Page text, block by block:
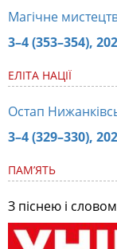
Магічне
3–4 (353–354),
ЕЛІТА НАЦІЇ
Остап
3–4 (329–330),
ПАМ’ЯТЬ
З піснею і